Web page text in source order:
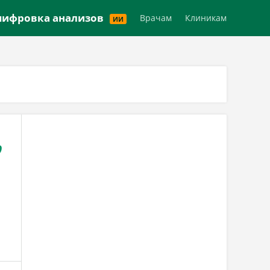
анализов ИИ Врачам Клиникам